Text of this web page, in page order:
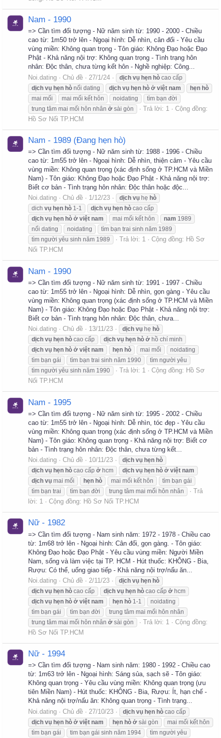
Nam - 1990
=> Cần tìm đối tượng - Nữ năm sinh từ: 1990 - 2000 - Chiều
cao từ: 1m50 trở lên - Ngoại hình: Dễ nhìn, cân đối - Yêu cầu
vùng miền: Không quan trọng - Tôn giáo: Không Đạo hoặc Đạo
Phật - Khả năng nội trợ: Không quan trọng - Tình trạng hôn
nhân: Độc thân, chưa từng kết hôn - Nghề nghiệp: Công...
Noi.dating
Chủ đề 27/1/24 dịch vụ hẹn hò cao cấp
dịch vụ hẹn hò nối dating dịch vụ hẹn hò ở việt nam hẹn hò
mai mối
mai mối kết hôn noidating
tìm bạn đời
trung tâm mai mối hôn nhân ở sài gòn Trả lời: 1
Cộng đồng:
Hồ Sơ Nối TP.HCM
Nam - 1989 (Đang hẹn hò)
=> Cần tìm đối tượng - Nữ năm sinh từ: 1988 - 1996 - Chiều
cao từ: 1m55 trở lên - Ngoại hình: Dễ nhìn, thiện cảm - Yêu cầu
vùng miền: Không quan trọng (xác định sống ở TP.HCM và Miền
Nam) - Tôn giáo: Không Đạo hoặc Đạo Phật - Khả năng nội trợ:
Biết cơ bản - Tình trạng hôn nhân: Độc thân hoặc độc...
Noi.dating
Chủ đề 1/12/23 dịch vụ hẹ hò
dich vụ hẹn hò 1-1 dịch vụ hẹn hò cao cấp
dịch vụ hẹn hò ở việt nam mai mối kết hôn nam 1989
nối dating
noidating
tìm bạn trai sinh năm 1989
tìm người yêu sinh năm 1989
Trả lời: 1 Cộng đồng: Hồ Sơ
Nối TP.HCM
Nam - 1990
=> Cần tìm đối tượng - Nữ năm sinh từ: 1991 - 1997 - Chiều
cao từ: 1m55 trở lên - Ngoại hình: Dễ nhìn, gọn gàng - Yêu cầu
vùng miền: Không quan trọng (xác định sống ở TP.HCM và Miền
Nam) - Tôn giáo: Không Đạo hoặc Đạo Phật - Khả năng nội trợ:
Biết cơ bản - Tình trạng hôn nhân: Độc thân, chưa...
Noi.dating
Chủ đề 13/11/23 dịch vụ hẹ hò
dịch vụ hẹn hò cao cấp dịch vụ hẹn hò ở hồ chí minh
dịch vụ hẹn hò ở việt nam hẹn hò mai mối
noidating
tìm bạn gái
tìm bạn trai sinh năm 1990
tìm người yêu
tìm người yêu sinh năm 1990
Trả lời: 1 Cộng đồng: Hồ Sơ
Nối TP.HCM
Nam - 1995
=> Cần tìm đối tượng - Nữ năm sinh từ: 1995 - 2002 - Chiều
cao từ: 1m55 trở lên - Ngoại hình: Dễ nhìn, tóc đẹp - Yêu cầu
vùng miền: Không quan trọng (xác định sống ở TP.HCM và Miền
Nam) - Tôn giáo: Không quan trọng - Khả năng nội trợ: Biết cơ
bản - Tình trạng hôn nhân: Độc thân, chưa từng kết...
Noi.dating
Chủ đề 10/11/23 dịch vụ hẹn hò
dịch vụ hẹn hò cao cấp ở hcm dịch vụ hẹn hò ở việt nam
dịch vụ mai mối hẹn hò mai mối kết hôn
tìm bạn gái
tìm bạn trai
tìm bạn đời trung tâm mai mối hôn nhân
Trả
lời: 1
Cộng đồng: Hồ Sơ Nối TP.HCM
Nữ - 1982
=> Cần tìm đối tượng - Nam sinh năm: 1972 - 1978 - Chiều cao
từ: 1m68 trở lên - Ngoại hình: Cân đối, gọn gàng. - Tôn giáo:
Không Đạo hoặc Đạo Phật - Yêu cầu vùng miền: Người Miền
Nam, sống và làm việc tại TP. HCM - Hút thuốc: KHÔNG - Bia,
Rượu: Có thể, uống giao tiếp - Khả năng nội trợ/nấu ăn...
Noi.dating
Chủ đề 2/11/23 dịch vụ hẹn hò
dịch vụ hẹn hò cao cấp dịch vụ hẹn hò cao cấp ở hcm
dịch vụ hẹn hò ở việt nam hẹn hò 1-1
noidating
tìm bạn gái
tìm bạn đời
trung tâm mai mối hôn nhân
trung tâm mai mối hôn nhân ở sài gòn Trả lời: 1
Cộng đồng:
Hồ Sơ Nối TP.HCM
Nữ - 1994
=> Cần tìm đối tượng - Nam sinh năm: 1980 - 1992 - Chiều cao
từ: 1m63 trở lên - Ngoại hình: Sáng sủa, sạch sẽ - Tôn giáo:
Không quan trọng - Yêu cầu vùng miền: Không quan trọng (ưu
tiên Miền Nam) - Hút thuốc: KHÔNG - Bia, Rượu: Ít, hạn chế -
Khả năng nội trợ/nấu ăn: Không quan trọng - Tình trạng...
Noi.dating
Chủ đề 27/10/23 dịch vụ hẹn hò cao cấp
dịch vụ hẹn hò ở việt nam hẹn hò ở sài gòn
mai mối kết hôn
tìm bạn gái
tim bạn gái sinh năm 1994
tìm người yêu